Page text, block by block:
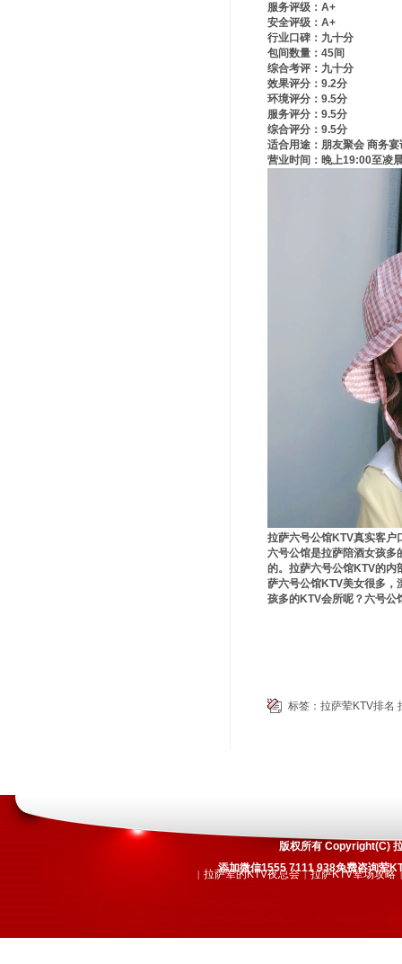
服务评级：A+
安全评级：A+
行业口碑：九十分
包间数量：45间
综合考评：九十分
效果评分：9.2分
环境评分：9.5分
服务评分：9.5分
综合评分：9.5分
适合用途：朋友聚会 商务宴
营业时间：晚上19:00至凌
拉萨六号公馆KTV真实客户
六号公馆是拉萨陪酒女孩多
的。拉萨六号公馆KTV的内
萨六号公馆KTV美女很多，
孩多的KTV会所呢？六号公
标签： 拉萨荤KTV排名
| 拉萨荤的KTV夜总会 |拉萨KTV荤场攻略
版权所有 Copyright(C)
添加微信1555 7111 938免费咨询荤